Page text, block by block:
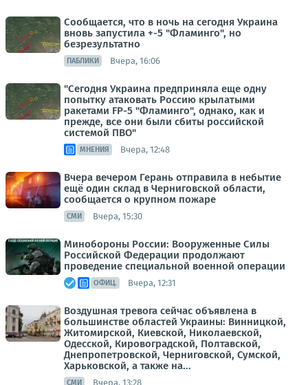
Сообщается, что в ночь на сегодня Украина
вновь запустила +-5 "Фламинго", но
безрезультатно
ПАБЛИКИ Вчера, 16:06
"Сегодня Украина предприняла еще одну
попытку атаковать Россию крылатыми
ракетами FP-5 "Фламинго", однако, как и
прежде, все они были сбиты российской
системой ПВО"
МНЕНИЯ Вчера, 12:48
Вчера вечером Герань отправила в небытие
ещё один склад в Черниговской области,
сообщается о крупном пожаре
СМИ Вчера, 15:30
Минобороны России: Вооруженные Силы
Российской Федерации продолжают
проведение специальной военной операции
ОФИЦ. Вчера, 12:31
Воздушная тревога сейчас объявлена в
большинстве областей Украины: Винницкой,
Житомирской, Киевской, Николаевской,
Одесской, Кировоградской, Полтавской,
Днепропетровской, Черниговской, Сумской,
Харьковской, а также на...
СМИ Вчера, 13:28